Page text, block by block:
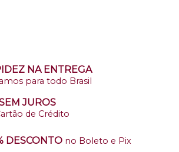
NA ENTREGA
para todo Brasil
JUROS
de Crédito
DESCONTO no Boleto e Pix